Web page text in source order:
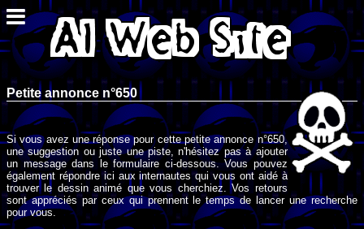
Petite annonce n°650
Si vous avez une réponse pour cette petite annonce n°650,
une suggestion ou juste une piste, n'hésitez pas à ajouter
un message dans le formulaire ci-dessous. Vous pouvez
également répondre ici aux internautes qui vous ont aidé à
trouver le dessin animé que vous cherchiez. Vos retours
sont appréciés par ceux qui prennent le temps de lancer une recherche
pour vous.